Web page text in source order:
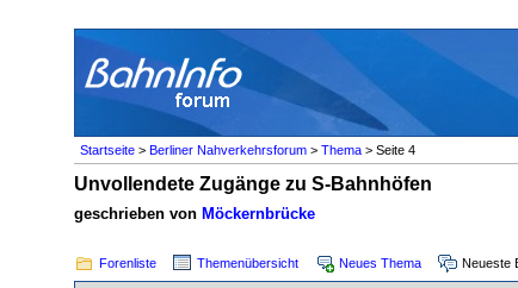
Startseite > Berliner Nahverkehrsforum > Thema > Seite 4
Unvollendete Zugänge zu S-Bahnhöfen
geschrieben von Möckernbrücke
Forenliste Themenübersicht Neues Thema Neueste